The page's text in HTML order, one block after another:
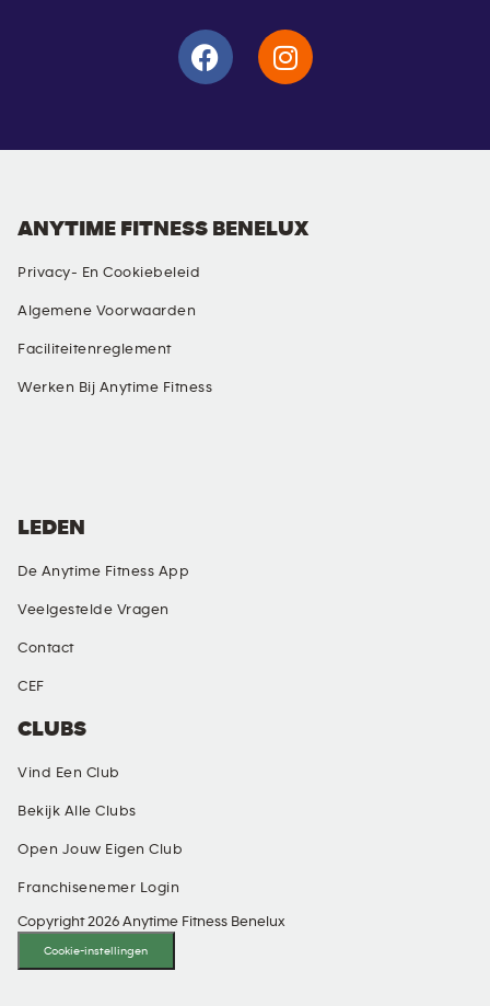
ANYTIME FITNESS BENELUX
Privacy- En Cookiebeleid
Algemene Voorwaarden
Faciliteitenreglement
Werken Bij Anytime Fitness
CLUBS
Vind Een Club
Bekijk Alle Clubs
Open Jouw Eigen Club
Franchisenemer Login
LEDEN
De Anytime Fitness App
Veelgestelde Vragen
Contact
CEF
Copyright 2026 Anytime Fitness Benelux
Cookie-instellingen